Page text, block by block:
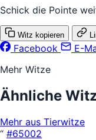
Schick die Pointe
Witz kopieren
Facebook
E-
Mehr Witze
Ähnliche
Mehr aus Tierwitze
“ #65002